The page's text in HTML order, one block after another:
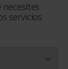
necesites
servicios